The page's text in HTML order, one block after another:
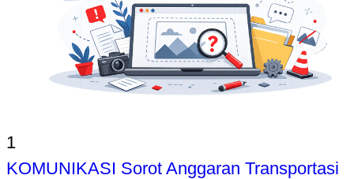
1
KOMUNIKASI Sorot Anggaran Transportasi